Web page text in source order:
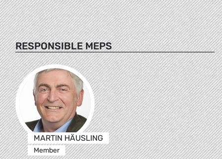
RESPONSIBLE MEPS
MARTIN HÄUSLING
Member